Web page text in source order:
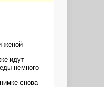
женой
идут
немного
снова